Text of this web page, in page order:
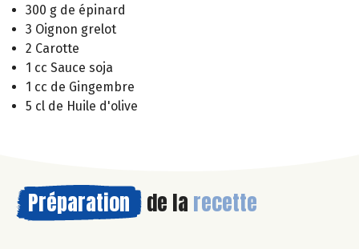
300 g de épinard
3 Oignon grelot
2 Carotte
1 cc Sauce soja
1 cc de Gingembre
5 cl de Huile d'olive
Préparation de la recette